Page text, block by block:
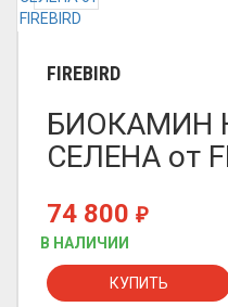
FIREBIRD
БИОКАМИН
СЕЛЕНА от
74 800 ₽
В НАЛИЧИИ
КУПИТЬ